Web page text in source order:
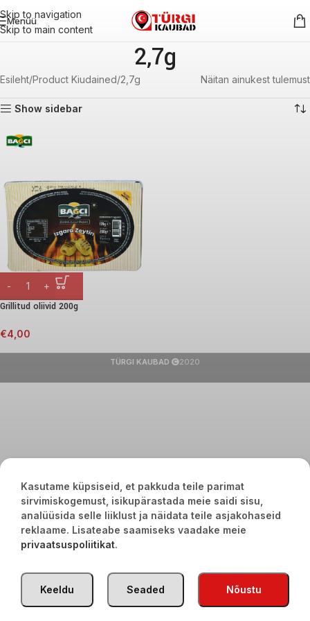
Skip to navigation
Skip to main content
Menüü
2,7g
Esileht Product Kiudained 2,7g Näitan ainukest tulemust
Show sidebar
Grillitud oliivid 200g
€4,00
TÜRGI KAUBAD 2020
Kasutame küpsiseid, et pakkuda teile parimat
sirvimiskogemust, isikupärastada meie saidi sisu,
analüüsida selle liiklust ja näidata teile asjakohaseid
reklaame. Lisateabe saamiseks vaadake meie
privaatsuspoliitikat.
Nõustu
Seaded
Keeldu